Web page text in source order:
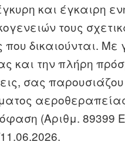
και έγκαιρη
τους
δικαιούνται. Με
και την πλήρη
σας
(Αριθμ. 89399